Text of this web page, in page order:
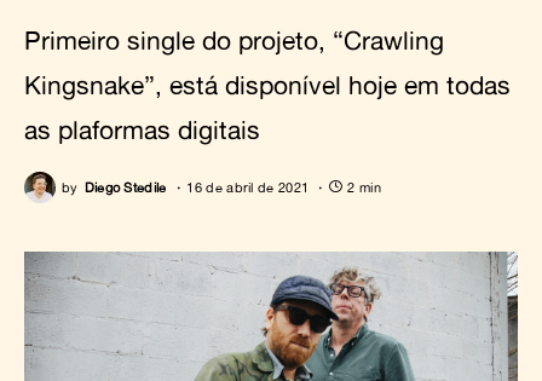
Primeiro single do projeto, “Crawling
Kingsnake”, está disponível hoje em todas
as plaformas digitais
by Diego Stedile 16 de abril de 2021 2 min